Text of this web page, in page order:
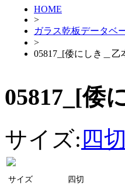
HOME
>
ガラス乾板データベ
>
05817_[倭にしき＿乙
05817_[倭
サイズ: 四切
サイズ
四切